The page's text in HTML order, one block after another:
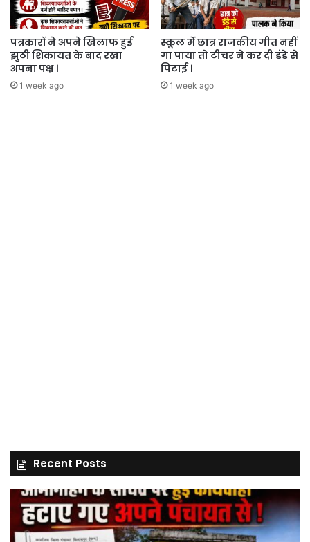
पत्रकारों ने अपने खिलाफ हुई
झुठी शिकायत के बाद रखा
अपना पक्ष ।
1 week ago
स्कूल में छात्र राजकीय गीत नहीं
गा पाया तो टीचर ने कर दी डंडे से
पिटाई ।
1 week ago
Recent Posts